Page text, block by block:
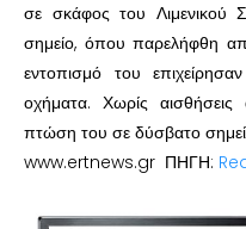
σε σκάφος του Λιμενικού
σημείο, όπου παρελήφθη
εντοπισμό του
οχήματα. Χωρίς
πτώση του σε δύσβατο
www.ertnews.gr ΠΗΓΗ: